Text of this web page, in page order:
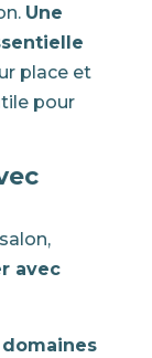
Une
place et
pour
avec